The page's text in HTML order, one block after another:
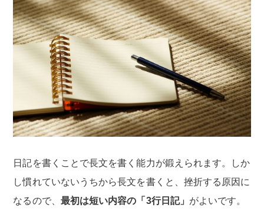
日記を書くことで長文を書く能力が鍛えられます。しか
し慣れていないうちから長文を書くと、挫折する原因に
なるので、 最初は短い内容の「3行日記」 がよいです。